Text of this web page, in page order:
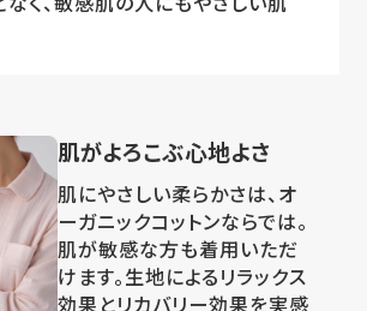
肌がよろこぶ心地よさ
肌にやさしい柔らかさは、オ
ーガニックコットンならでは。
肌が敏感な方も着用いただ
けます。生地によるリラックス
効果とリカバリー効果を実感